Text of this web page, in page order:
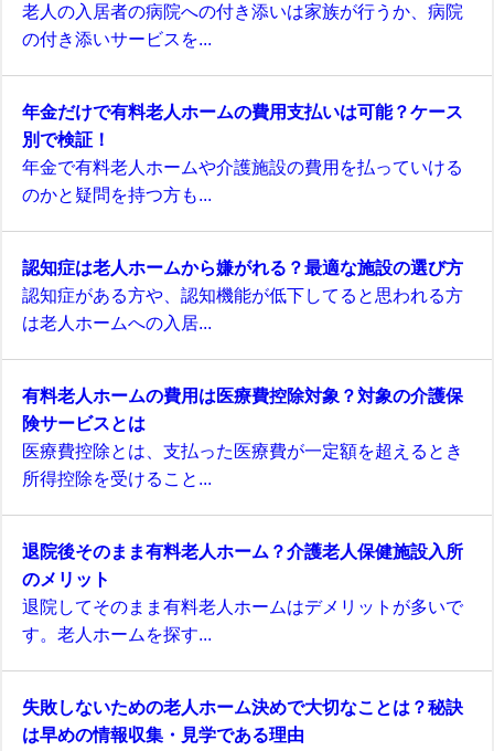
老人の入居者の病院への付き添いは家族が行うか、病院
の付き添いサービスを...
年金だけで有料老人ホームの費用支払いは可能？ケース
別で検証！
年金で有料老人ホームや介護施設の費用を払っていける
のかと疑問を持つ方も...
認知症は老人ホームから嫌がれる？最適な施設の選び方
認知症がある方や、認知機能が低下してると思われる方
は老人ホームへの入居...
有料老人ホームの費用は医療費控除対象？対象の介護保
険サービスとは
医療費控除とは、支払った医療費が一定額を超えるとき
所得控除を受けること...
退院後そのまま有料老人ホーム？介護老人保健施設入所
のメリット
退院してそのまま有料老人ホームはデメリットが多いで
す。老人ホームを探す...
失敗しないための老人ホーム決めで大切なことは？秘訣
は早めの情報収集・見学である理由